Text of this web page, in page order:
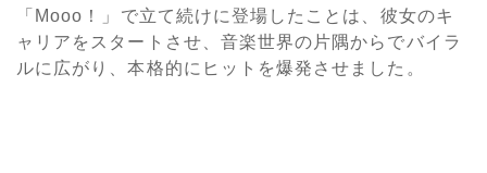
「Mooo！」で立て続けに登場したことは、彼女のキ
ャリアをスタートさせ、音楽世界の片隅からでバイラ
ルに広がり、本格的にヒットを爆発させました。